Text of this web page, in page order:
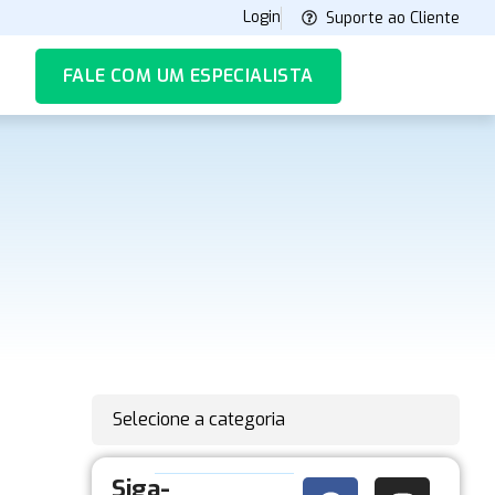
Login Suporte ao Cliente
FALE COM UM ESPECIALISTA
Selecione a categoria